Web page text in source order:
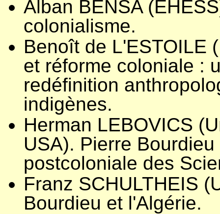
Alban BENSA
colonialisme.
Benoît de L'ESTOILE
et réforme coloniale :
redéfinition
indigènes.
Herman LEBOVICS
USA). Pierre
postcoloniale des
Franz SCHULTHEIS
Bourdieu et l'Algérie.